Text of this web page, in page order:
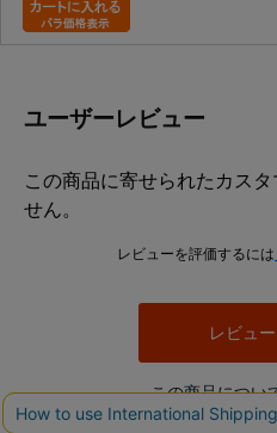
この商品につい
ユーザーレビュー
この商品に寄せられたカス
せん。
レビューを評価するには
レビュ